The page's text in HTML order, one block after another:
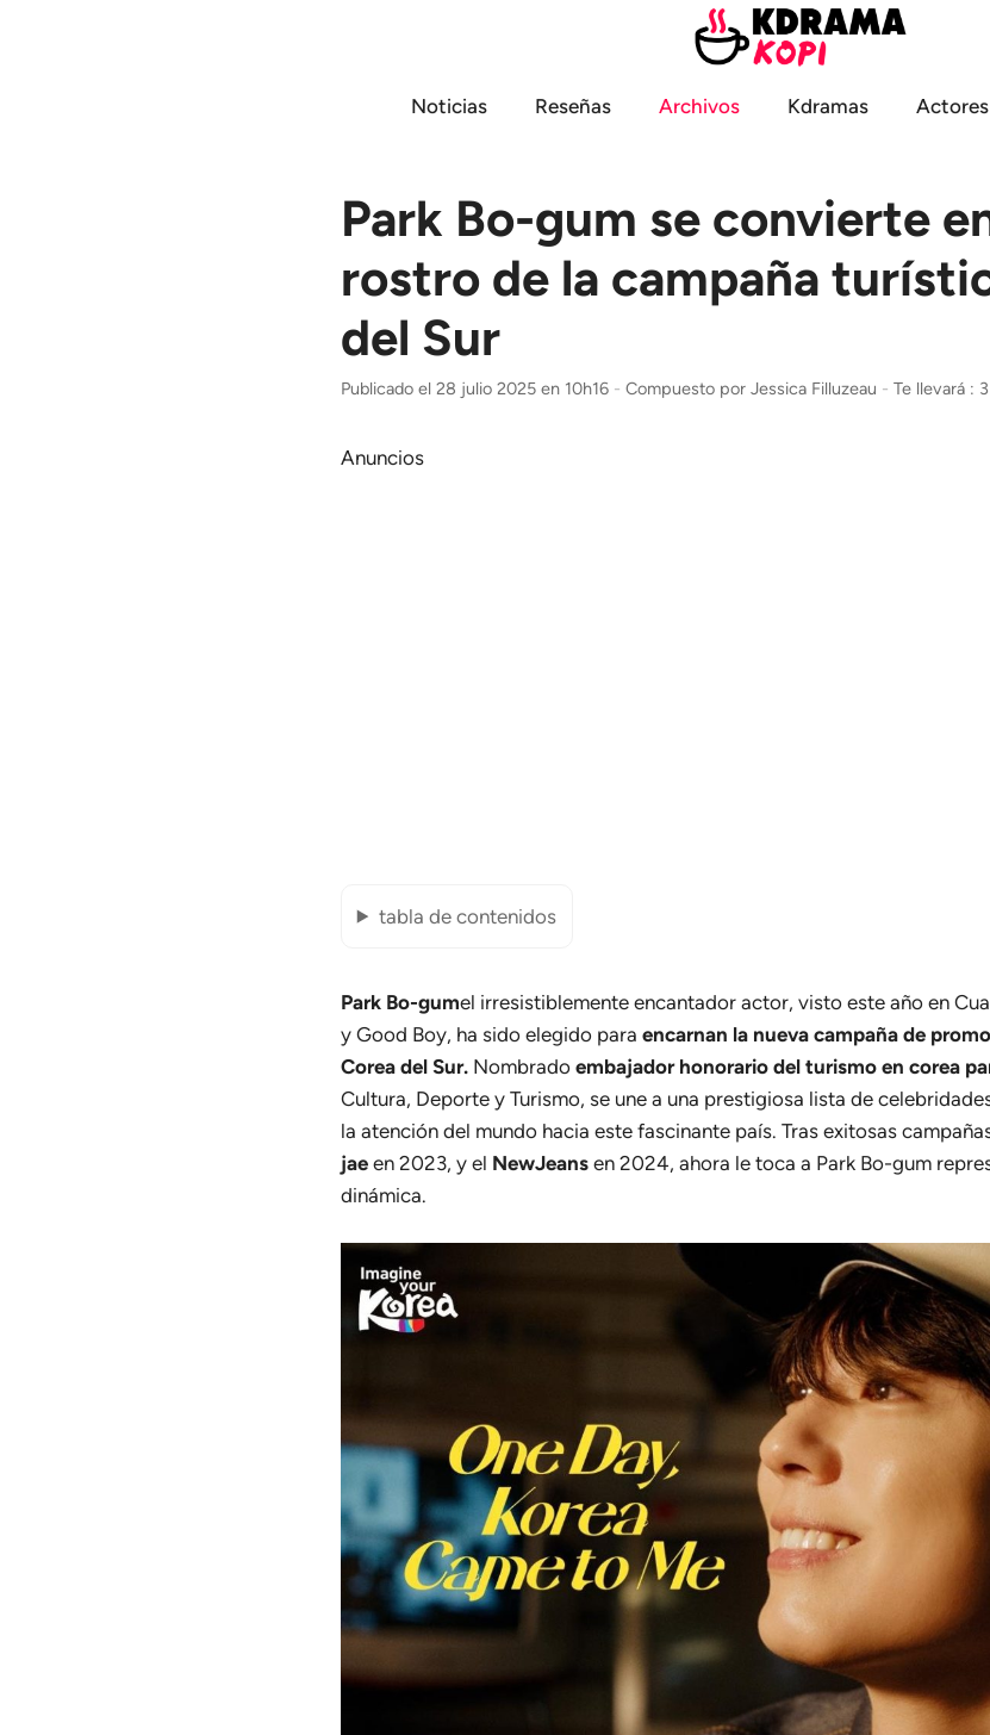
Noticias
Reseñas Archivos Kdramas Actores
Park Bo-gum se convierte
rostro de la campaña
del Sur
Publicado el 28 julio 2025 en 10h16 - Compuesto por Jessica Filluzeau - Te llevará :
Anuncios
tabla de contenidos
Park Bo-gumel irresistiblemente encantador actor, visto este año en
y Good Boy, ha sido elegido para encarnan la nueva campaña de
Corea del Sur. Nombrado embajador honorario del turismo en corea
Cultura, Deporte y Turismo, se une a una prestigiosa lista de
la atención del mundo hacia este fascinante país. Tras exitosas
jae en 2023, y el NewJeans en 2024, ahora le toca a Park Bo-gum
dinámica.